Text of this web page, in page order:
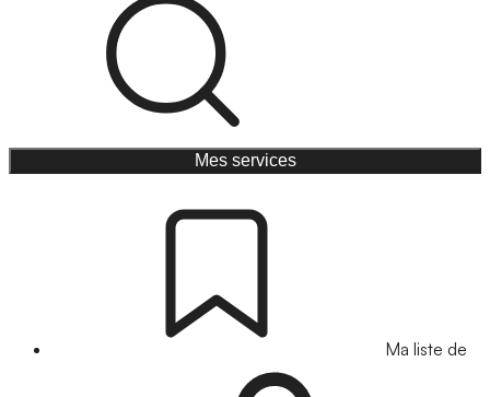
Mes services
Ma liste de